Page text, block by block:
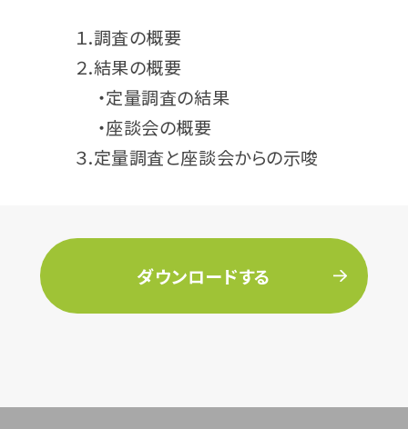
１.調査の概要
２.結果の概要
・定量調査の結果
・座談会の概要
３.定量調査と座談会からの示唆
ダウンロードする